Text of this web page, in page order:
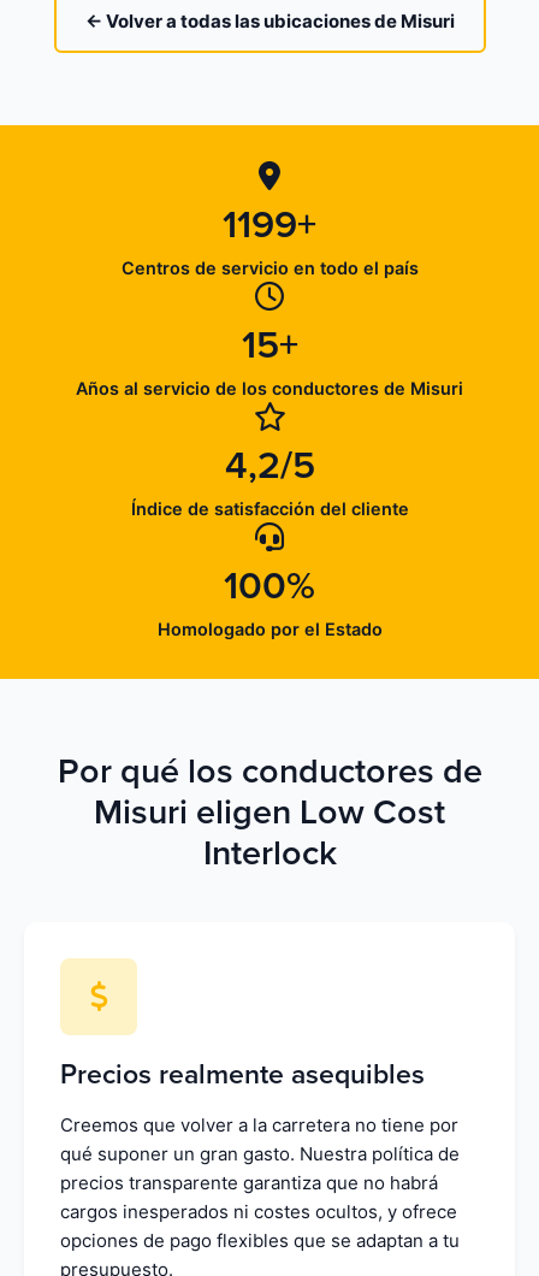
← Volver a todas las ubicaciones de Misuri
1199+
Centros de servicio en todo el país
15+
Años al servicio de los conductores de Misuri
4,2/5
Índice de satisfacción del cliente
100%
Homologado por el Estado
Por qué los conductores de
Misuri eligen Low Cost
Interlock
Precios realmente asequibles
Creemos que volver a la carretera no tiene por
qué suponer un gran gasto. Nuestra política de
precios transparente garantiza que no habrá
cargos inesperados ni costes ocultos, y ofrece
opciones de pago flexibles que se adaptan a tu
presupuesto.